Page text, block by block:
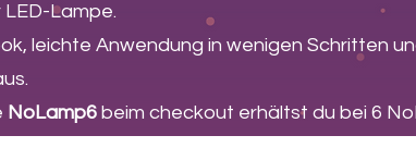
Lampe.
leichte Anwendung in wenigen Schritten
NoLamp6 beim checkout erhältst du bei 6